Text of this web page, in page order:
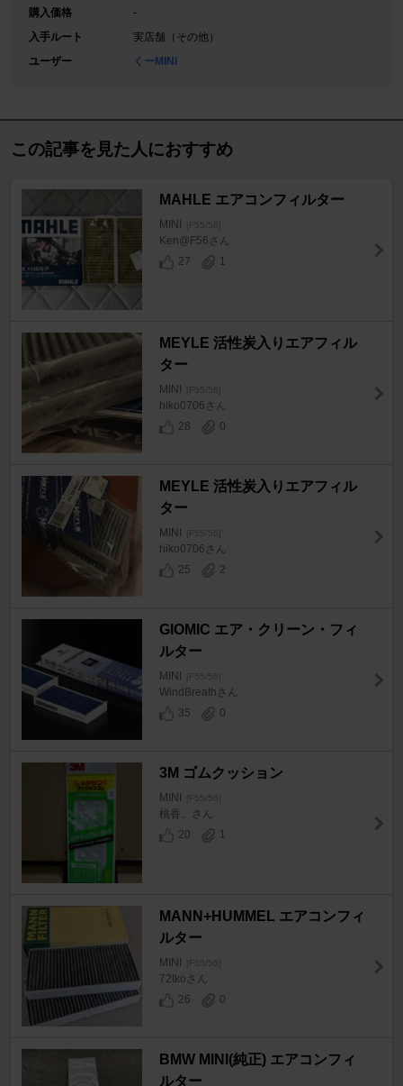
購入価格
-
入手ルート
実店舗（その他）
ユーザー
くーMINI
この記事を見た人におすすめ
MAHLE エアコンフィルター
MINI [F55/56]
Ken@F56さん
27
1
MEYLE 活性炭入りエアフィル
ター
MINI [F55/56]
hiko0706さん
28
0
MEYLE 活性炭入りエアフィル
ター
MINI [F55/56]
hiko0706さん
25
2
GIOMIC エア・クリーン・フィ
ルター
MINI [F55/56]
WindBreathさん
35
0
3M ゴムクッション
MINI [F55/56]
桃香。さん
20
1
MANN+HUMMEL エアコンフィ
ルター
MINI [F55/56]
72tkoさん
26
0
BMW MINI(純正) エアコンフィ
ルター